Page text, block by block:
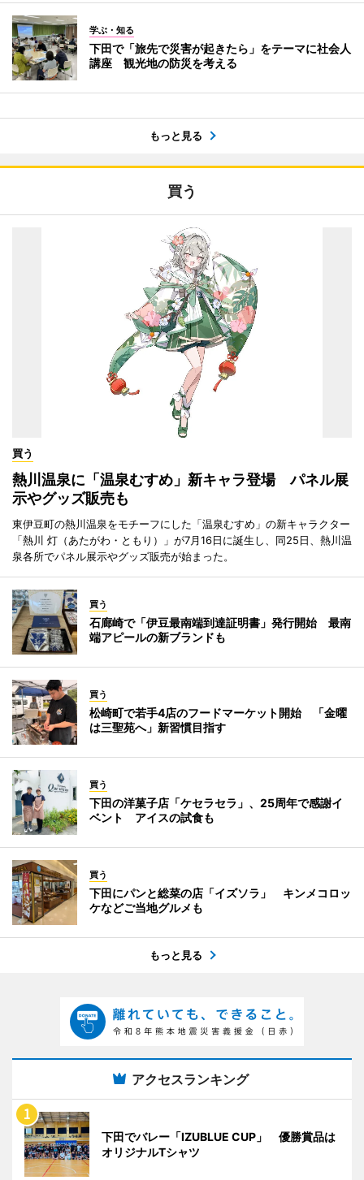
学ぶ・知る
下田で「旅先で災害が起きたら」をテーマに社会人
講座 観光地の防災を考える
もっと見る
買う
買う
熱川温泉に「温泉むすめ」新キャラ登場 パネル展
示やグッズ販売も
東伊豆町の熱川温泉をモチーフにした「温泉むすめ」の新キャラクター
「熱川 灯（あたがわ・ともり）」が7月16日に誕生し、同25日、熱川温
泉各所でパネル展示やグッズ販売が始まった。
買う
石廊崎で「伊豆最南端到達証明書」発行開始 最南
端アピールの新ブランドも
買う
松崎町で若手4店のフードマーケット開始 「金曜
は三聖苑へ」新習慣目指す
買う
下田の洋菓子店「ケセラセラ」、25周年で感謝イ
ベント アイスの試食も
買う
下田にパンと総菜の店「イズソラ」 キンメコロッ
ケなどご当地グルメも
もっと見る
アクセスランキング
下田でバレー「IZUBLUE CUP」 優勝賞品は
オリジナルTシャツ